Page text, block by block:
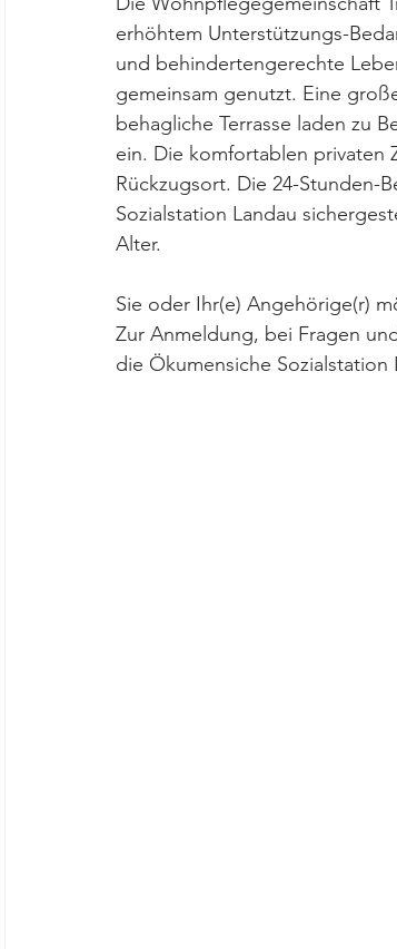
erhöhtem Unterstützungs-
und behindertengerechte
gemeinsam genutzt. Eine
behagliche Terrasse laden zu
ein. Die komfortablen privaten
Rückzugsort. Die 24-Stunden-
Sozialstation Landau
Alter.
Sie oder Ihr(e) Angehörige(r)
Zur Anmeldung, bei Fragen
die Ökumensiche Sozialstation